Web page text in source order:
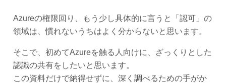
Azureの権限回り、もう少し具体的に言うと「認可」の
領域は、慣れないうちはよく分からないと思います。
そこで、初めてAzureを触る人向けに、ざっくりとした
認識の共有をしたいと思います。
この資料だけで納得せずに、深く調べるための手がか